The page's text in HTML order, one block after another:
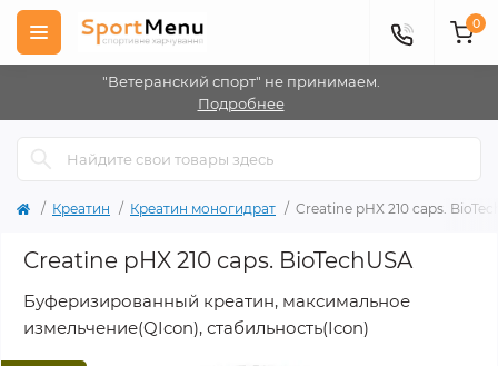
"Ветеранский спорт" не принимаем.
Подробнее
0
Креатин Креатин моногидрат Creatine pHX 210 caps.
Creatine pHX 210 caps. BioTechUSA
Буферизированный креатин, максимальное
измельчение(QIcon), стабильность(Icon)